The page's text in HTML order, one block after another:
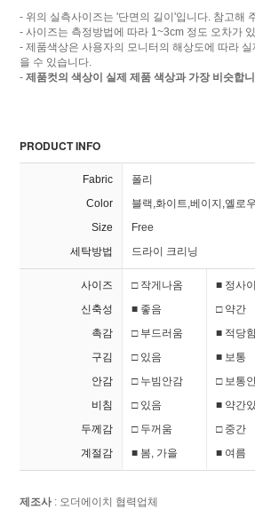
- 위의 실측사이즈는 '단면의 길이'입니다. 참고해
- 사이즈는 측정방법에 따라 1~3cm 정도 오차가
- 제품색상은 사용자의 모니터의 해상도에 따라
을 수 있습니다.
-제품컷의 색상이 실제 제품 색상과 가장 비슷합
PRODUCT INFO
Fabric
폴리
Color
블랙,화이트,베이지,옐로
Size
Free
세탁방법
드라이 크리닝
사이즈 □ 작게나옴 ■ 정사
신축성
■ 좋음 □ 약간
촉감
□ 부드러움 ■ 적당
구김
□ 있음 ■ 보통
안감
□ 누빔안감 □ 보통
비침
□ 있음 ■ 약간
두께감
□ 두꺼움 □ 중간
계절감
■ 봄, 가을 ■ 여름
제조사: 오더에이치 협력업체